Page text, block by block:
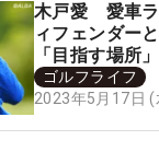
木戸愛 愛車ラ
ィフェンダー
「目指す場所
ゴルフライフ
2023年5月17日